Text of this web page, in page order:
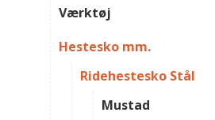
Værktøj
Hestesko mm.
Ridehestesko Stål
Mustad